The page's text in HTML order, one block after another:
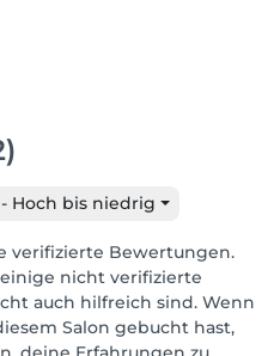
Hoch bis niedrig
verifizierte Bewertungen.
nicht verifizierte
auch hilfreich sind. Wenn
Salon gebucht hast,